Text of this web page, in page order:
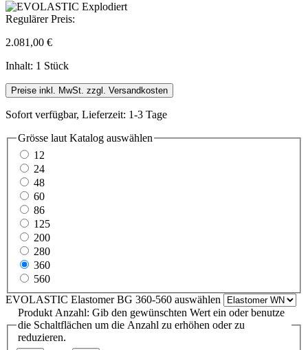
Regulärer Preis:
2.081,00 €
Inhalt: 1 Stück
Preise inkl. MwSt. zzgl. Versandkosten
Sofort verfügbar, Lieferzeit: 1-3 Tage
Grösse laut Katalog auswählen
12
24
48
60
86
125
200
280
360
560
EVOLASTIC Elastomer BG 360-560 auswählen
Produkt Anzahl: Gib den gewünschten Wert ein oder benutze
die Schaltflächen um die Anzahl zu erhöhen oder zu
reduzieren.